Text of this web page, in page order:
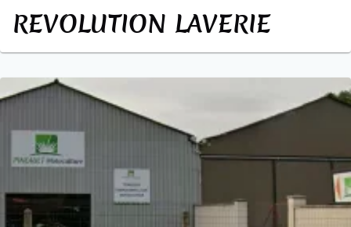
REVOLUTION LAVERIE